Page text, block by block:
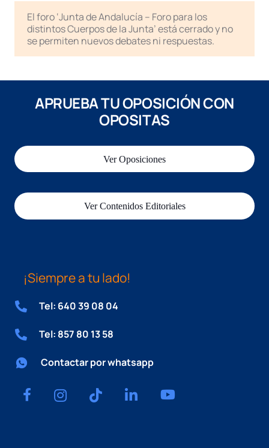
El foro ‘Junta de Andalucía – Foro para los
distintos Cuerpos de la Junta’ está cerrado y no
se permiten nuevos debates ni respuestas.
APRUEBA TU OPOSICIÓN CON
OPOSITAS
Ver Oposiciones
Ver Contenidos Editoriales
¡Siempre a tu lado!
Tel: 640 39 08 04
Tel: 857 80 13 58
Contactar por whatsapp